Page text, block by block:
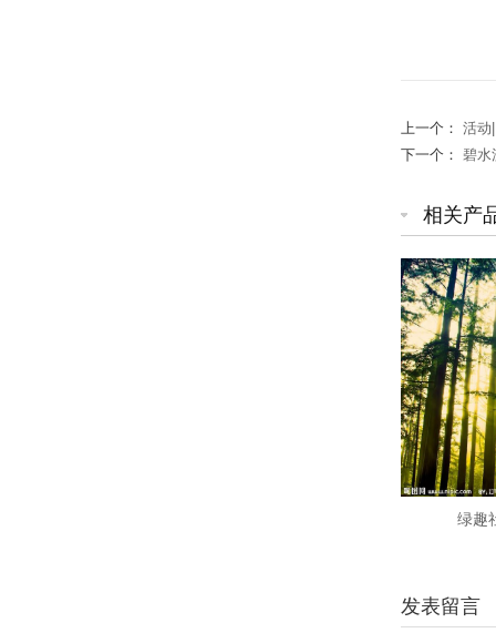
上一个： 活动
下一个： 碧水
相关产
绿趣
发表留言